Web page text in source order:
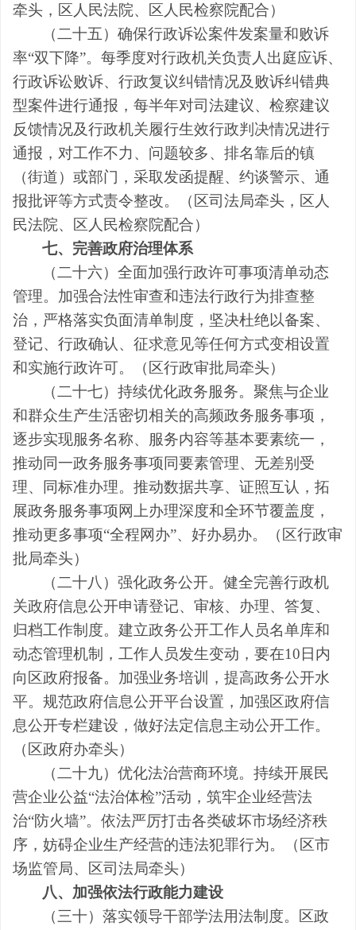
牵头， 区 人民法院、 区 人民检察院配合）
（二十五）确保行政诉讼案件发案量和败诉
率“双下降”。 每季度对行政机关负责人出庭应诉、
行政诉讼败诉、行政复议纠错情况及败诉纠错典
型案件进行通报，每半年对司法建议、检察建议
反馈情况及行政机关履行生效行政判决情况进行
通报，对工作不力、问题较多、排名靠后的镇
（街道） 或部门，采取发函提醒、约谈警示、通
报批评等方式责令整改。（区司法局牵头， 区 人
民法院、
区 人民检察院配合）
七、完善政府治理体系
（二十六）全面加强行政许可事项清单动态
管理。 加强合法性审查和违法行政行为排查整
治，严格落实负面清单制度，坚决杜绝以备案、
登记、行政确认、征求意见等任何方式变相设置
和实施行政许可。
（区行政审批局牵头）
（二十七）持续优化政务服务。聚焦与企业
和群众生产生活密切相关的高频政务服务事项，
逐步实现服务名称、服务内容等基本要素统一，
推动同一政务服务事项同要素管理、无差别受
理、同标准办理。推动数据共享、证照互认，拓
展政务服务事项网上办理深度和全环节覆盖度，
推动更多事项“全程网办”、好办易办。 （区行政审
批局牵头）
（二十八）强化政务公开。健全完善行政机
关政府信息公开申请登记、审核、办理、答复、
归档工作制度。 建立政务公开工作人员名单库和
动态管理机制，工作人员发生变动，要在10 日内
向 区政府报备。加强业务培训，提高政务公开水
平。规范政府信息公开平台设置，加强 区政府信
息公开专栏建设，做好法定信息主动公开工作。
（区政府办牵头）
（二十九）优化法治营商环境。持续开展民
营企业公益“法治体检”活动，筑牢企业经营法
治“防火墙”。依法严厉打击各类破坏市场经济秩
序，妨碍企业生产经营的违法犯罪行为。
（ 区市
场监管局、区司法局牵头）
八、加强依法行政能力建设
（三十）落实领导干部学法用法制度。
区政